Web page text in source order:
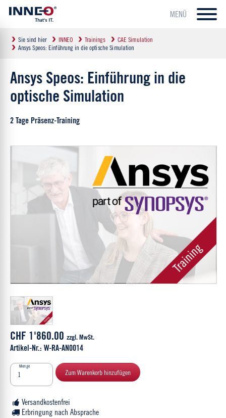
MENÜ
Sie sind hier INNEO Trainings
CAE Simulation
Ansys Speos: Einführung in die optische Simulation
Ansys Speos: Einführung in die
optische Simulation
2 Tage Präsenz-Training
CHF 1'860.00 zzgl. MwSt.
Artikel-Nr.: W-RA-AN0014
Menge
Zum Warenkorb hinzufügen
Versandkostenfrei
Erbringung nach Absprache